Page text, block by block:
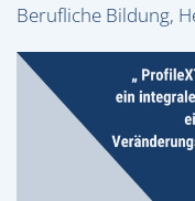
Berufliche Bildung,